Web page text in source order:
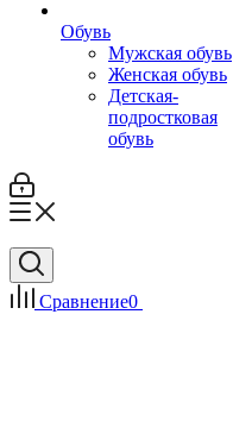
Обувь
Мужская обувь
Женская обувь
Детская-
подростковая
обувь
Сравнение0